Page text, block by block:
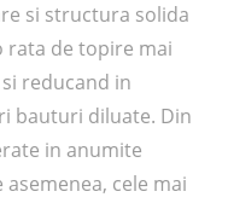
si structura solida
rata de topire mai
reducand in
bauturi diluate. Din
in anumite
cele mai